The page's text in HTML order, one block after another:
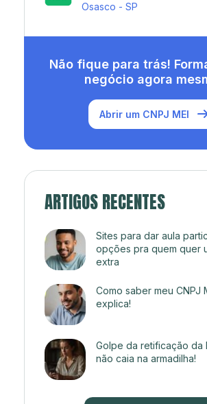
Rio de Janeiro - RJ
Não fique para trás!
negócio agora
Abrir um CNPJ MEI
ARTIGOS RECENTES
Sites para dar aula
opções pra quem quer
extra
Como saber meu CNPJ
explica!
Golpe da retificação da
não caia na armadilha!